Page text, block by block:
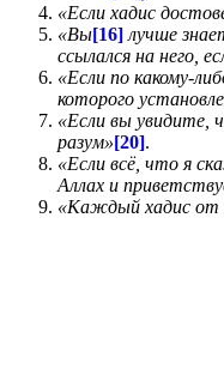
«Если хадис
«Вы[16] лучше
ссылался на него,
«Если по какому-
которого
«Если вы увидите,
разум»[20].
«Если всё, что я
Аллах и
«Каждый хадис от